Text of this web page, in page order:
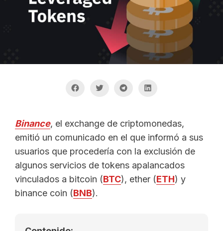
Binance, el exchange de criptomonedas,
emitió un comunicado en el que informó a sus
usuarios que procedería con la exclusión de
algunos servicios de tokens apalancados
vinculados a bitcoin (BTC), ether (ETH) y
binance coin (BNB).